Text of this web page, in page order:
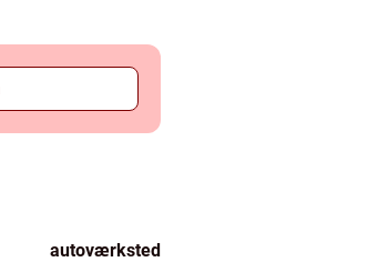
autoværksted